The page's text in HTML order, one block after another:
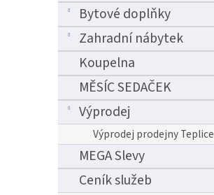
Bytové doplňky
Zahradní nábytek
Koupelna
MĚSÍC SEDAČEK
Výprodej
Výprodej prodejny Teplice
MEGA Slevy
Ceník služeb